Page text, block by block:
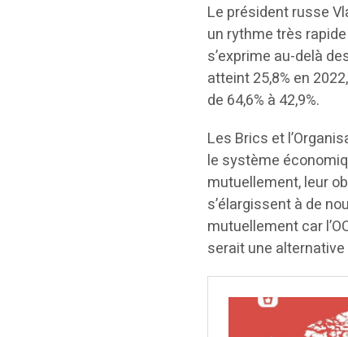
Le président russe
un rythme très
s’exprime au-delà
atteint 25,8% en
de 64,6% à 42,9%.
Les Brics et
le système
mutuellement, leur
s’élargissent à de
mutuellement car
serait une